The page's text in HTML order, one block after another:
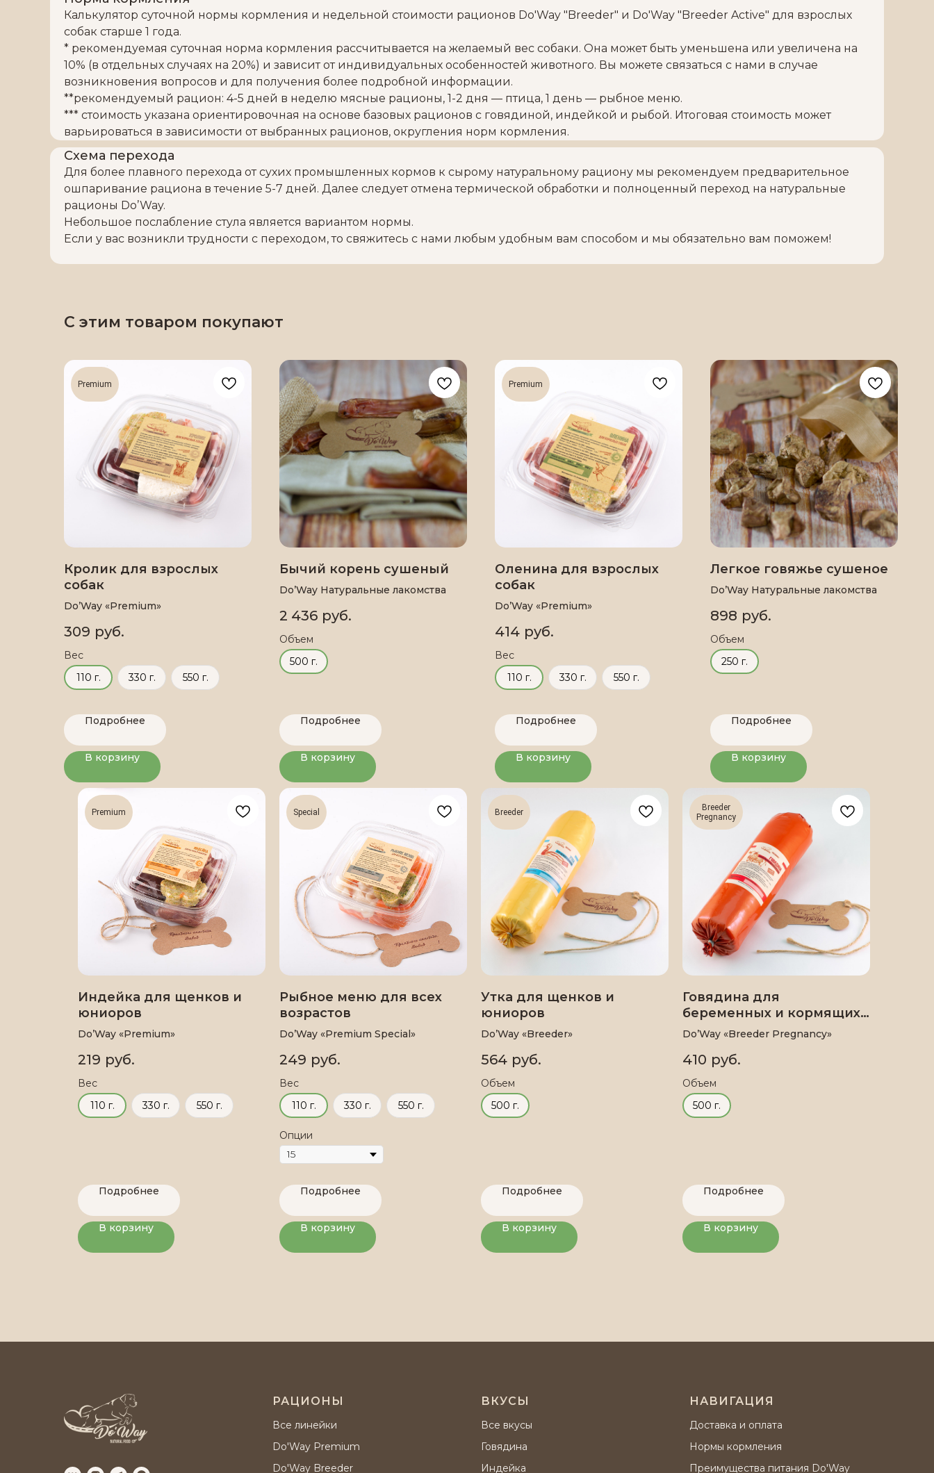
Калькулятор суточной нормы кормления и недельной стоимости рационов Do'Way "Breeder" и Do'Way "Breeder Active" для взрослых
собак старше 1 года.
* рекомендуемая суточная норма кормления рассчитывается на желаемый вес собаки. Она может быть уменьшена или увеличена на
10% (в отдельных случаях на 20%) и зависит от индивидуальных особенностей животного. Вы можете связаться с нами в случае
возникновения вопросов и для получения более подробной информации.
**рекомендуемый рацион: 4-5 дней в неделю мясные рационы, 1-2 дня — птица, 1 день — рыбное меню.
*** стоимость указана ориентировочная на основе базовых рационов с говядиной, индейкой и рыбой. Итоговая стоимость может
варьироваться в зависимости от выбранных рационов, округления норм кормления.
Схема перехода
Для более плавного перехода от сухих промышленных кормов к сырому натуральному рациону мы рекомендуем предварительное
ошпаривание рациона в течение 5-7 дней. Далее следует отмена термической обработки и полноценный переход на натуральные
рационы Do’Way.
Небольшое послабление стула является вариантом нормы.
Если у вас возникли трудности с переходом, то свяжитесь с нами любым удобным вам способом и мы обязательно вам поможем!
С этим товаром покупают
Premium
Кролик для взрослых
собак
Do’Way «Premium»
309 руб.
Вес
110 г.
330 г. 550 г.
Подробнее
В корзину
Бычий корень сушеный
Do’Way Натуральные лакомства
2 436 руб.
Объем
500 г.
Подробнее
В корзину
Premium
Оленина для взрослых
собак
Do’Way «Premium»
414 руб.
Вес
110 г.
330 г. 550 г.
Подробнее
В корзину
Легкое говяжье сушеное
Do’Way Натуральные лакомства
898 руб.
Объем
250 г.
Подробнее
В корзину
Premium
Индейка для щенков и
юниоров
Do’Way «Premium»
219 руб.
Вес
110 г.
330 г. 550 г.
Подробнее
В корзину
Special
Рыбное меню для всех
возрастов
Do’Way «Premium Special»
249 руб.
Вес
110 г.
330 г. 550 г.
Опции
Подробнее
В корзину
Breeder
Утка для щенков и
юниоров
Do’Way «Breeder»
564 руб.
Объем
500 г.
Подробнее
В корзину
Breeder
Pregnancy
Говядина для
беременных и кормящих
собак
Do’Way «Breeder Pregnancy»
410 руб.
Объем
500 г.
Подробнее
В корзину
РАЦИОНЫ
Все линейки
Do'Way Premium
Do'Way Breeder
ВКУСЫ
Все вкусы
Говядина
Индейка
НАВИГАЦИЯ
Доставка и оплата
Нормы кормления
Преимущества питания Do'Way